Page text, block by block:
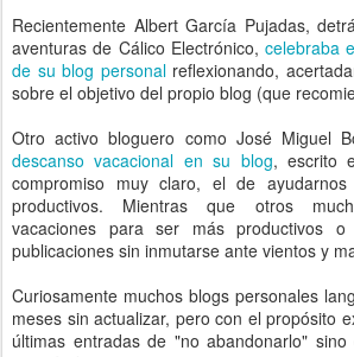
Recientemente Albert García Pujadas,
aventuras de Cálico Electrónico,celebraba
de su blog personalreflexionando,
sobre el objetivo del propio blog (que
Otro activo bloguero como José Miguel
descanso vacacional en su blog, escrito
compromiso muy claro, el de
productivos. Mientras que otros
vacaciones para ser más productivos
publicaciones sin inmutarse ante vientos y
Curiosamente muchos blogs personales
meses sin actualizar, pero con el propósito
últimas entradas de "no abandonarlo"